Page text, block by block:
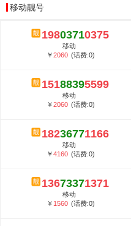
2020​联通最新套餐资费...
2020​电信最新套餐资费
5G套餐资费贵吗？与国
郑州全号网选号流程官
移动靓号
19803710375
移动
￥2060 (话费:0)
15188395599
移动
￥2060 (话费:0)
18236771166
移动
￥4160 (话费:0)
13673371371
移动
￥ 1560 (话费:0)